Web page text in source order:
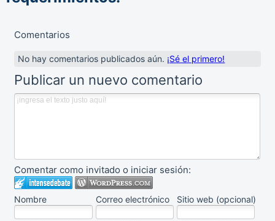
Comentarios
No hay comentarios publicados aún. ¡Sé el primero!
Publicar un nuevo comentario
Comentar como invitado o iniciar sesión:
Nombre Correo electrónico Sitio web (opcional)